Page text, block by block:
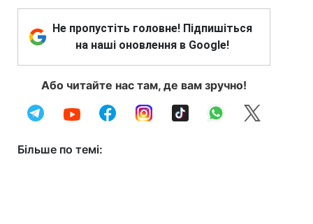
Не пропустіть головне! Підпишіться
на наші оновлення в Google!
Або читайте нас там, де вам зручно!
Більше по темі: